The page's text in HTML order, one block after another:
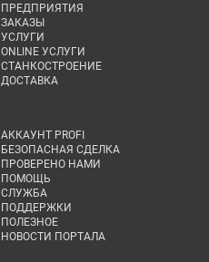
ПРЕДПРИЯТИЯ
ЗАКАЗЫ
УСЛУГИ
ONLINE УСЛУГИ
СТАНКОСТРОЕНИЕ
ДОСТАВКА
АККАУНТ PROFI
БЕЗОПАСНАЯ СДЕЛКА
ПРОВЕРЕНО НАМИ
ПОМОЩЬ
СЛУЖБА
ПОДДЕРЖКИ
ПОЛЕЗНОЕ
НОВОСТИ ПОРТАЛА